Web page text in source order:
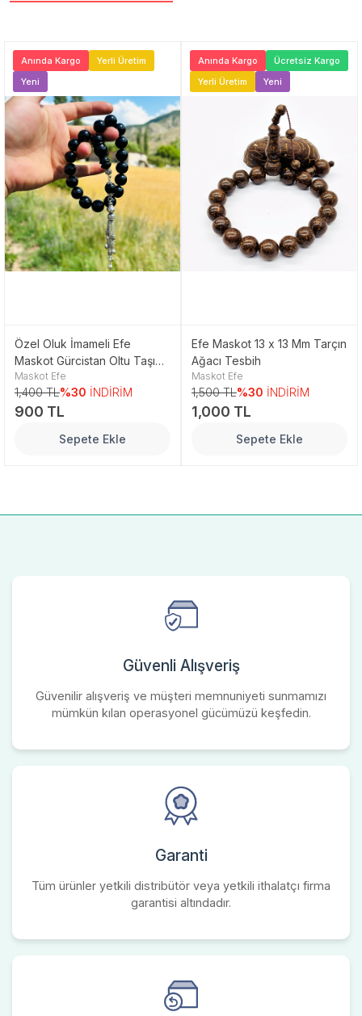
Anında Kargo
Yerli Üretim
Yeni
Özel Oluk İmameli Efe
Maskot Gürcistan Oltu Taşı
Tesbih
Maskot Efe
1,400 TL%30 İNDİRİM
900 TL
Sepete Ekle
Anında Kargo
Ücretsiz Kargo
Yerli Üretim
Yeni
Efe Maskot 13 x 13 Mm Tarçın
Ağacı Tesbih
Maskot Efe
1,500 TL%30 İNDİRİM
1,000 TL
Sepete Ekle
Güvenli Alışveriş
Güvenilir alışveriş ve müşteri memnuniyeti sunmamızı
mümkün kılan operasyonel gücümüzü keşfedin.
Garanti
Tüm ürünler yetkili distribütör veya yetkili ithalatçı firma
garantisi altındadır.